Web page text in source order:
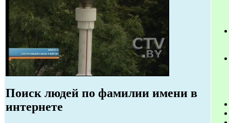
Поиск людей по фамилии имени в
интернете